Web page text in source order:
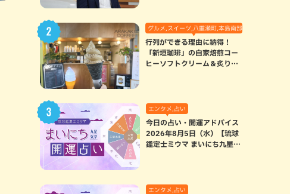
グルメ,スイーツ,八重瀬町,本島南部
行列ができる理由に納得！
「新垣珈琲」の自家焙煎コー
ヒーソフトクリーム＆炙りマ
エンタメ,占い
今日の占い・開運アドバイス
2026年8月5日（水）【琉球
鑑定士ミウマ まいにち九星気
エンタメ,占い